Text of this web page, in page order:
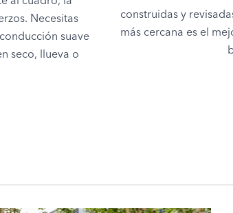
Necesitas
suave
seco, llueva o
construidas y
más cercana es el